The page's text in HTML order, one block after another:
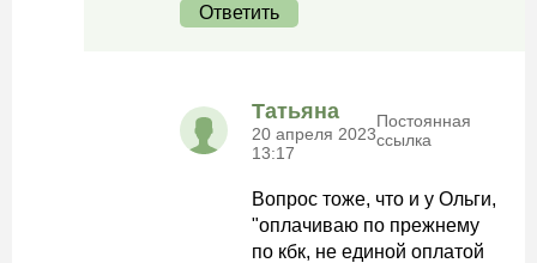
Ответить
Татьяна
20 апреля 2023
13:17
Постоянная
ссылка
Вопрос тоже, что и у Ольги,
"оплачиваю по прежнему
по кбк, не единой оплатой